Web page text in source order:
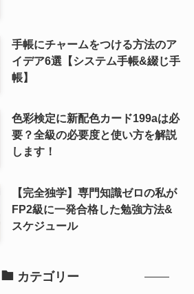
手帳にチャームをつける方法のア
イデア6選【システム手帳&綴じ手
帳】
色彩検定に新配色カード199aは必
要？全級の必要度と使い方を解説
します！
【完全独学】専門知識ゼロの私が
FP2級に一発合格した勉強方法&
スケジュール
カテゴリー